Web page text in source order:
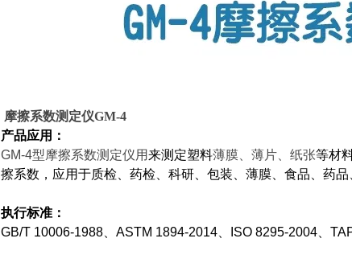
摩擦系数测定仪GM-4
产品应用：
GM-4型摩擦系数测定仪用来测定塑料薄膜、薄片、纸张等材
擦系数，应用于质检、药检、科研、包装、薄膜、食品、药品
执行标准：
GB/T 10006-1988 、ASTM 1894-2014、ISO 8295-2004、